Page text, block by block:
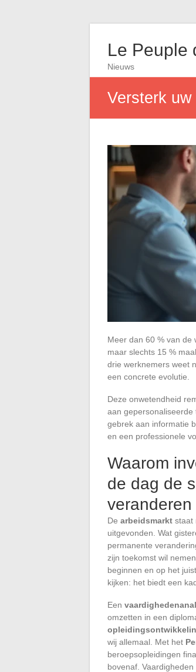
Le Peuple
Nieuws
Versterk
Meer dan 60 % van de
maar slechts 15 %
drie werknemers weet
een concrete evolutie.
Deze onwetendheid
aan gepersonaliseerde
gebrek aan informatie
en een professionele
Waarom
de dag de
veranderen
De arbeidsmarkt staat
uitgevonden. Wat
permanente
zijn toekomst wil
beginnen en op het
kijken: het biedt een
Een
omzetten in een
wij allemaal. Met het
beroepsopleidingen
bovenaf.